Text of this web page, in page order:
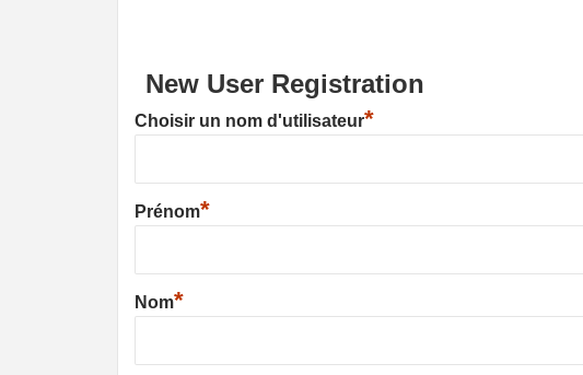
New User Registration
Choisir un nom d'utilisateur*
Prénom*
Nom*